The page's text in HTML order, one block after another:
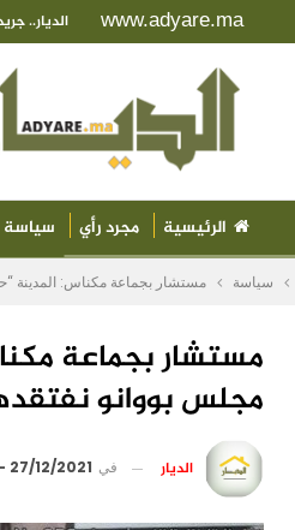
www.adyare.ma الديار..
الرئيسية مجرد رأي سياسة
سياسة مستشار بجماعة مكناس: المدينة
مستشار بجماعة
مجلس بووانو
الديار في 27/12/2021 - 19:26